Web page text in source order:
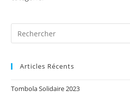
Articles Récents
Tombola Solidaire 2023